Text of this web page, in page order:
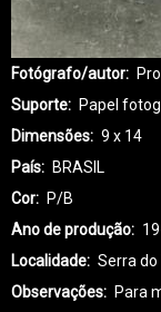
Fotógrafo/autor
Suporte
Papel
Dimensões
9 x 14
País
BRASIL
Cor
P/B
Ano de produção
Localidade
Serra
Observações
Para